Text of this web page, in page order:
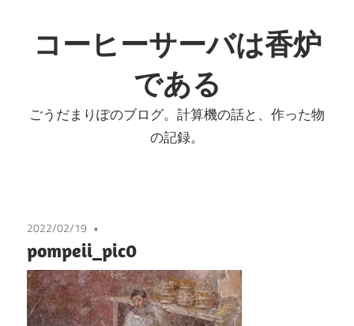
ン
テ
へ
コーヒーサーバは香炉
である
ごうだまりぽのブログ。計算機の話と、作った物
の記録。
2022/02/19
pompeii_pic0